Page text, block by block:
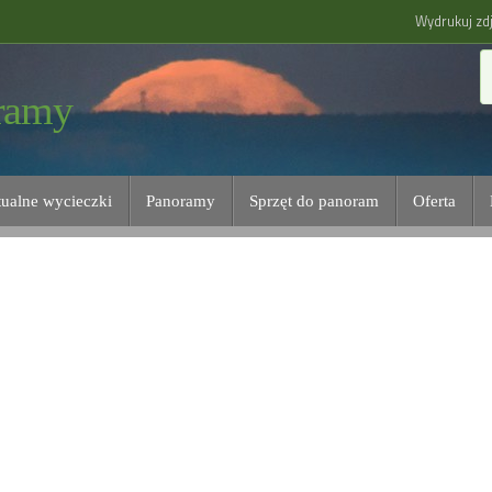
Wydrukuj
wycieczki Panoramy Sprzęt do panoram Oferta